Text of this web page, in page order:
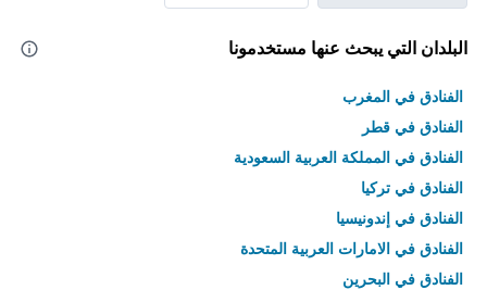
البلدان التي يبحث عنها مستخدمونا
الفنادق في المغرب
الفنادق في قطر
الفنادق في المملكة العربية السعودية
الفنادق في تركيا
الفنادق في إندونيسيا
الفنادق في الامارات العربية المتحدة
الفنادق في البحرين